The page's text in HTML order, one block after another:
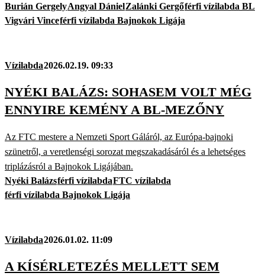
Burián GergelyAngyal DánielZalánki Gergőférfi vízilabda BL
Vigvári Vinceférfi vízilabda Bajnokok Ligája
Vízilabda2026.02.19. 09:33
NYÉKI BALÁZS: SOHASEM VOLT MÉG
ENNYIRE KEMÉNY A BL-MEZŐNY
Az FTC mestere a Nemzeti Sport Gáláról, az Európa-bajnoki
szünetről, a veretlenségi sorozat megszakadásáról és a lehetséges
triplázásról a Bajnokok Ligájában.
Nyéki Balázsférfi vízilabdaFTC vízilabda
férfi vízilabda Bajnokok Ligája
Vízilabda2026.01.02. 11:09
A KÍSÉRLETEZÉS MELLETT SEM